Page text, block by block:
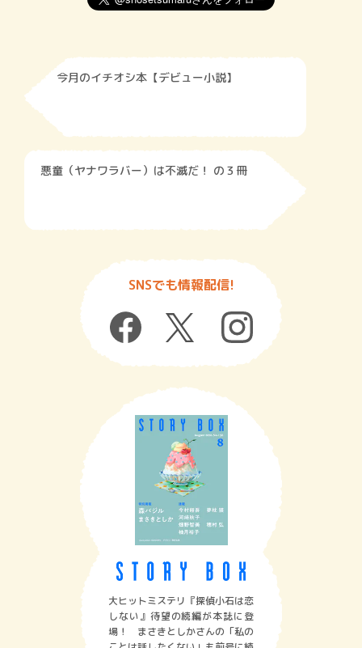
今月のイチオシ本【デビュー小説】
悪童（ヤナワラバー）は不滅だ！ の３冊
SNSでも情報配信!
大ヒットミステリ『探偵小石は恋
しない』待望の続編が本誌に登
場！ まさきとしかさんの「私の